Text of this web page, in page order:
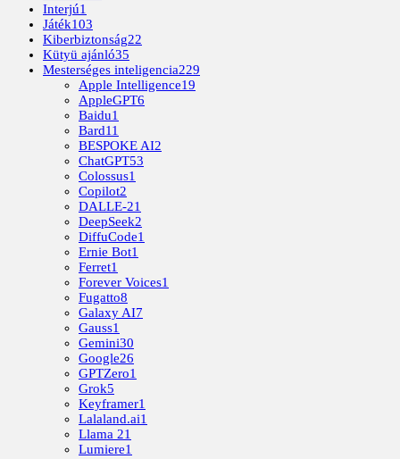
Interjú1
Játék103
Kiberbiztonság22
Kütyü ajánló35
Mesterséges inteligencia229
Apple Intelligence19
AppleGPT6
Baidu1
Bard11
BESPOKE AI2
ChatGPT53
Colossus1
Copilot2
DALLE-21
DeepSeek2
DiffuCode1
Ernie Bot1
Ferret1
Forever Voices1
Fugatto8
Galaxy AI7
Gauss1
Gemini30
Google26
GPTZero1
Grok5
Keyframer1
Lalaland.ai1
Llama 21
Lumiere1